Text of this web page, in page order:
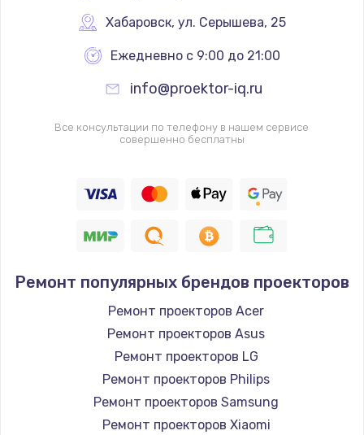
Хабаровск, ул. Серышева, 25
Ежедневно с 9:00 до 21:00
info@proektor-iq.ru
Все консультации по телефону в нашем сервисе
совершенно бесплатны
Ремонт популярных брендов проекторов
Ремонт проекторов Acer
Ремонт проекторов Asus
Ремонт проекторов LG
Ремонт проекторов Philips
Ремонт проекторов Samsung
Ремонт проекторов Xiaomi